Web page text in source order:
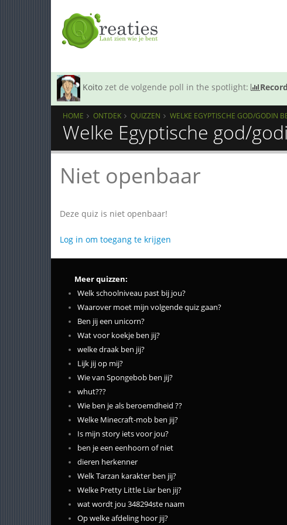
Koito zet de volgende poll in the spotlight:
HOME ONTDEK QUIZZEN WELKE EGYPTISCHE GOD/GODIN
Welke Egyptische god/
Niet openbaar
Deze quiz is niet openbaar!
Log in om toegang te krijgen
Meer quizzen:
Welk schoolniveau past bij jou?
Waarover moet mijn volgende quiz gaan?
Ben jij een unicorn?
Wat voor koekje ben jij?
welke draak ben jij?
Lijk jij op mij?
Wie van Spongebob ben jij?
whut???
Wie ben je als beroemdheid ??
Welke Minecraft-mob ben jij?
Is mijn story iets voor jou?
ben je een eenhoorn of niet
dieren herkenner
Welk Tarzan karakter ben jij?
Welke Pretty Little Liar ben jij?
wat wordt jou 348294ste naam
Op welke afdeling hoor jij?